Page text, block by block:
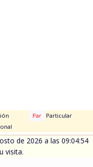
Par
Particular
de 2026 a las 09:04:54
visita.